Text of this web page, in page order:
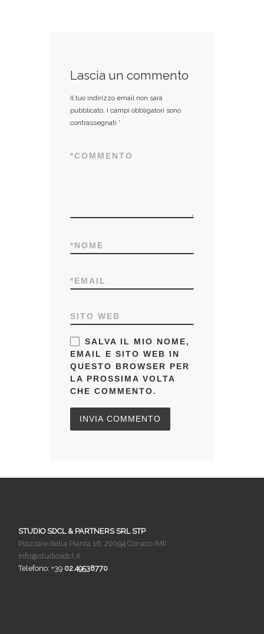
Lascia un commento
Il tuo indirizzo email non sarà
pubblicato. I campi obbligatori sono
contrassegnati *
COMMENTO
*
NOME
*
EMAIL
*
SITO WEB
SALVA IL MIO NOME,
EMAIL E SITO WEB IN
QUESTO BROWSER PER
LA PROSSIMA VOLTA
CHE COMMENTO.
STUDIO SDCL & PARTNERS SRL STP
Piazzale della Pianta 16, 20094 Corsico (MI)
info@studiosdcl.it
Telefono: +39 02.49538770